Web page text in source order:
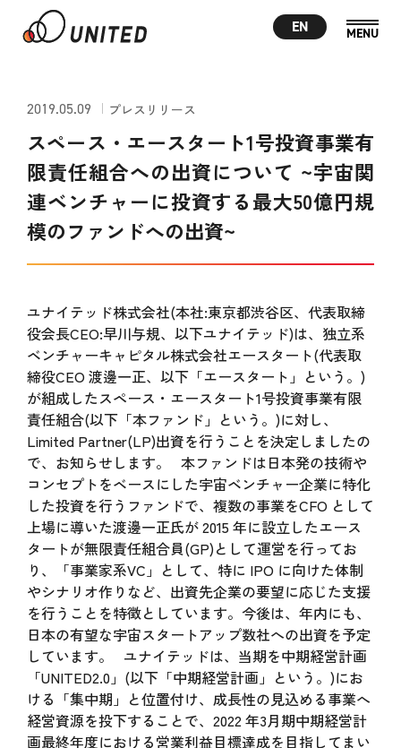
EN
2019.05.09 プレスリリース
スペース・エースタート1号投資事業有
限責任組合への出資について ~宇宙関
連ベンチャーに投資する最大50億円規
模のファンドへの出資~
ユナイテッド株式会社(本社:東京都渋谷区、代表取締
役会長CEO:早川与規、以下ユナイテッド)は、独立系
ベンチャーキャピタル株式会社エースタート(代表取
締役CEO 渡邊一正、以下「エースタート」という。)
が組成したスペース・エースタート1号投資事業有限
責任組合(以下「本ファンド」という。)に対し、
Limited Partner(LP)出資を行うことを決定しましたの
で、お知らせします。 本ファンドは日本発の技術や
コンセプトをベースにした宇宙ベンチャー企業に特化
した投資を行うファンドで、複数の事業をCFO として
上場に導いた渡邊一正氏が 2015 年に設立したエース
タートが無限責任組合員(GP)として運営を行ってお
り、「事業家系VC」として、特に IPO に向けた体制
やシナリオ作りなど、出資先企業の要望に応じた支援
を行うことを特徴としています。今後は、年内にも、
日本の有望な宇宙スタートアップ数社への出資を予定
しています。 ユナイテッドは、当期を中期経営計画
「UNITED2.0」(以下「中期経営計画」という。)にお
ける「集中期」と位置付け、成長性の見込める事業へ
経営資源を投下することで、2022 年3月期中期経営計
画最終年度における営業利益目標達成を目指してまい